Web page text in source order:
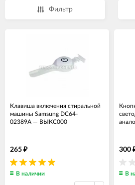
Фильтр
Клавиша включения стиральной
машины Samsung DC64-
02389A — ВЫКС000
265 ₽
В наличии
300
В